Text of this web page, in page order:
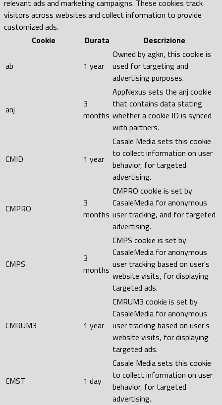
relevant ads and marketing campaigns. These cookies track
visitors across websites and collect information to provide
customized ads.
Cookie
Durata Descrizione
ab 1 year
Owned by agkn, this cookie is
used for targeting and
advertising purposes.
anj
3
months
AppNexus sets the anj cookie
that contains data stating
whether a cookie ID is synced
with partners.
CMID 1 year
Casale Media sets this cookie
to collect information on user
behavior, for targeted
advertising.
CMPRO
3
months
CMPRO cookie is set by
CasaleMedia for anonymous
user tracking, and for targeted
advertising.
CMPS
3
months
CMPS cookie is set by
CasaleMedia for anonymous
user tracking based on user's
website visits, for displaying
targeted ads.
CMRUM3 1 year
CMRUM3 cookie is set by
CasaleMedia for anonymous
user tracking based on user's
website visits, for displaying
targeted ads.
CMST 1 day
Casale Media sets this cookie
to collect information on user
behavior, for targeted
advertising.